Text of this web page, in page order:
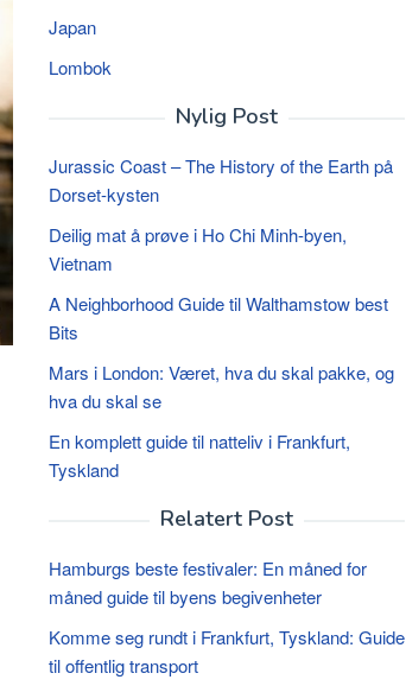
Japan
Lombok
Nylig Post
Jurassic Coast – The History of the Earth på
Dorset-kysten
Deilig mat å prøve i Ho Chi Minh-byen,
Vietnam
A Neighborhood Guide til Walthamstow best
Bits
Mars i London: Været, hva du skal pakke, og
hva du skal se
En komplett guide til natteliv i Frankfurt,
Tyskland
Relatert Post
Hamburgs beste festivaler: En måned for
måned guide til byens begivenheter
Komme seg rundt i Frankfurt, Tyskland: Guide
til offentlig transport